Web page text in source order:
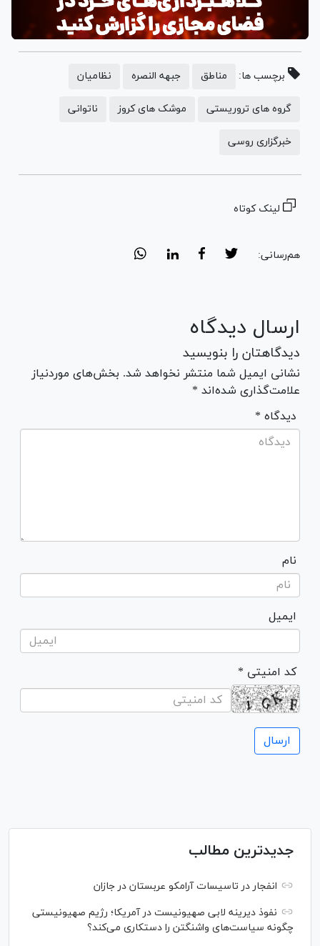
برچسب ها: مناطق جبهه النصره نظامیان
گروه های تروریستی موشک های کروز ناتوانی
خبرگزاری روسی
لینک کوتاه
هم‌رسانی:
ارسال دیدگاه
دیدگاهتان را بنویسید
نشانی ایمیل شما منتشر نخواهد شد. بخش‌های موردنیاز
علامت‌گذاری شده‌اند *
* دیدگاه
نام
ایمیل
* کد امنیتی
جدیدترین مطالب
انفجار در تاسیسات آرامکو عربستان در جازان
نفوذ دیرینه لابی صهیونیست در آمریکا؛ رژیم صهیونیستی
چگونه سیاست‌های واشنگتن را دستکاری می‌کند؟